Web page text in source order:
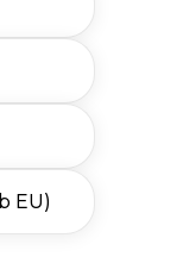
EU)